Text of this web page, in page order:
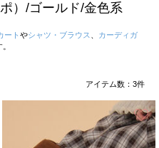
）/ゴールド/金色系
ート やシャツ・ブラウス
カーディガ
アイテム数： 3件